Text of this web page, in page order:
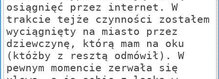
osiągnięć przez internet. W
trakcie tejże czynności zostałem
wyciągnięty na miasto przez
dziewczynę, którą mam na oku
(któżby z resztą odmówił). W
pewnym momencie zerwała się